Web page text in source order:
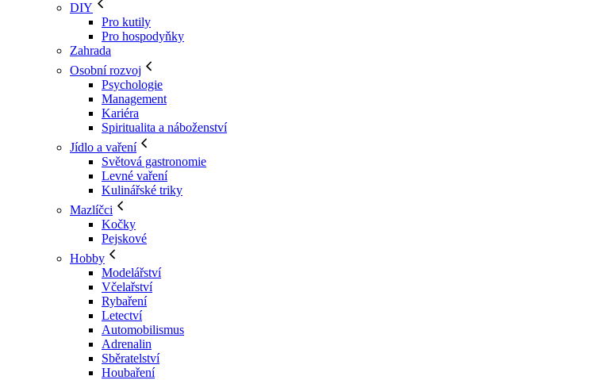
DIY
Pro kutily
Pro hospodyňky
Zahrada
Osobní rozvoj
Psychologie
Management
Kariéra
Spiritualita a náboženství
Jídlo a vaření
Světová gastronomie
Levné vaření
Kulinářské triky
Mazlíčci
Kočky
Pejskové
Hobby
Modelářství
Včelařství
Rybaření
Letectví
Automobilismus
Adrenalin
Sběratelství
Houbaření